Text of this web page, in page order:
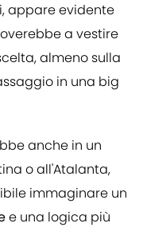
appare evidente
a vestire
almeno sulla
in una big
anche in un
o all'Atalanta,
immaginare un
e una logica più